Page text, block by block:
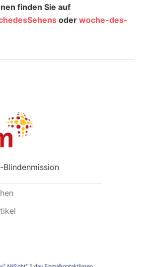
finden Sie auf
oder woche-des-